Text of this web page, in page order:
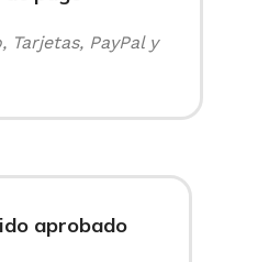
Tarjetas, PayPal y
aprobado